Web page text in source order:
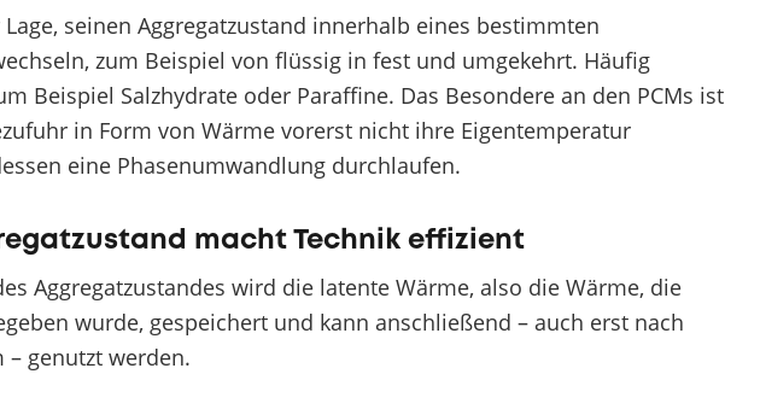
seinen Aggregatzustand innerhalb eines bestimmten
zum Beispiel von flüssig in fest und umgekehrt. Häufig
Beispiel Salzhydrate oder Paraffine. Das Besondere an den PCMs ist
in Form von Wärme vorerst nicht ihre Eigentemperatur
eine Phasenumwandlung durchlaufen.
macht Technik effizient
Aggregatzustandes wird die latente Wärme, also die Wärme, die
wurde, gespeichert und kann anschließend – auch erst nach
genutzt werden.